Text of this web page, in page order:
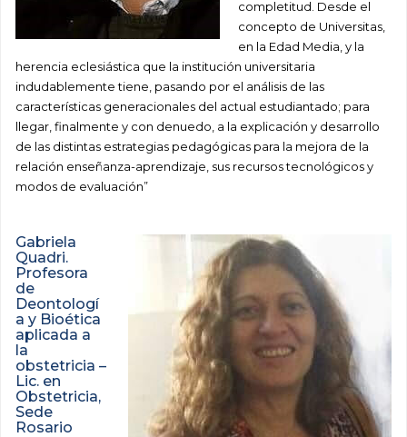
completitud. Desde el
concepto de Universitas,
en la Edad Media, y la
herencia eclesiástica que la institución universitaria
indudablemente tiene, pasando por el análisis de las
características generacionales del actual estudiantado; para
llegar, finalmente y con denuedo, a la explicación y desarrollo
de las distintas estrategias pedagógicas para la mejora de la
relación enseñanza-aprendizaje, sus recursos tecnológicos y
modos de evaluación”
Gabriela
Quadri.
Profesora
de
Deontologí
a y Bioética
aplicada a
la
obstetricia –
Lic. en
Obstetricia,
Sede
Rosario